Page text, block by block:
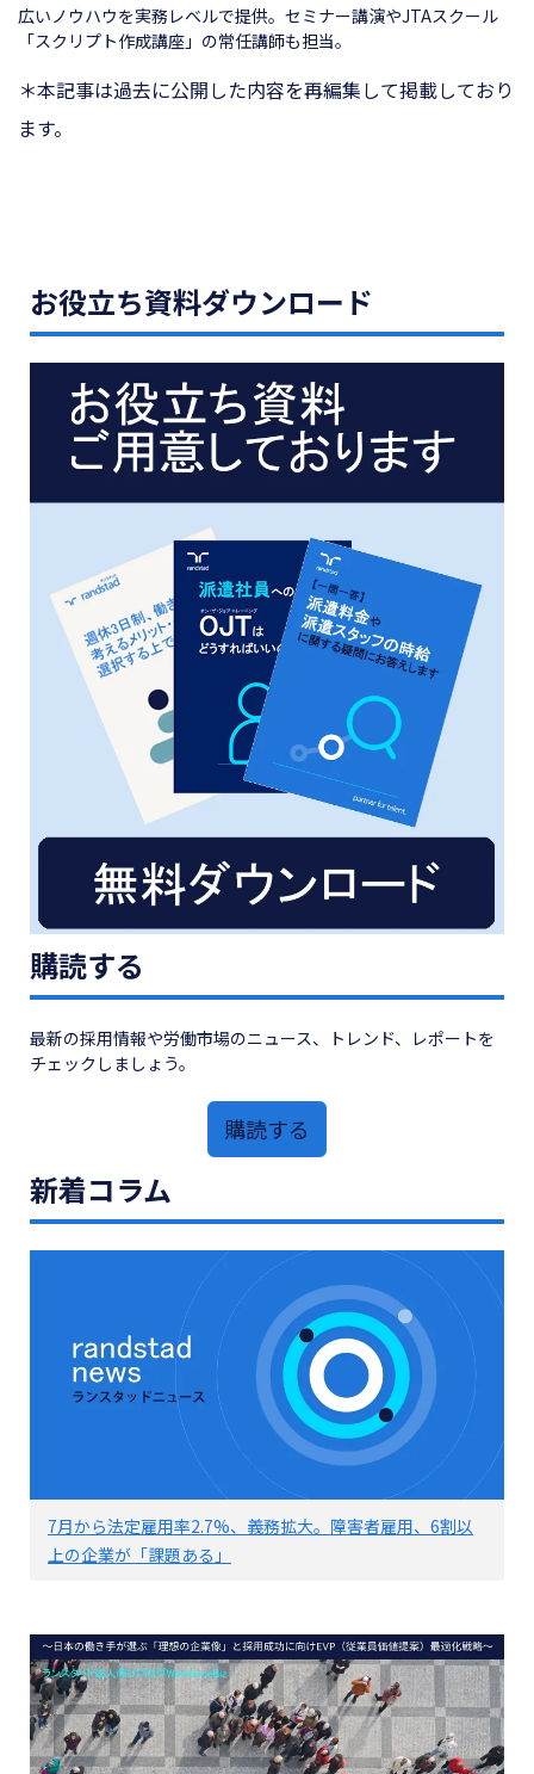
広いノウハウを実務レベルで提供。セミナー講演やJTAスクール
「スクリプト作成講座」の常任講師も担当。
＊本記事は過去に公開した内容を再編集して掲載しており
ます。
お役立ち資料ダウンロード
購読する
最新の採用情報や労働市場のニュース、トレンド、レポートを
チェックしましょう。
購読する
新着コラム
7月から法定雇用率2.7%、義務拡大。障害者雇用、6割以
上の企業が「課題ある」